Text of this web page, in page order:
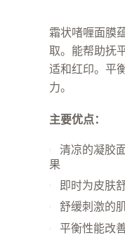
霜状啫喱面膜
取。能帮助抚
适和红印。平
力。
主要优点：
清凉的凝胶
果
即时为皮肤
舒缓刺激的
平衡性能改